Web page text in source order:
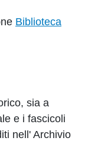
Biblioteca
sia a
e i fascicoli
nell' Archivio